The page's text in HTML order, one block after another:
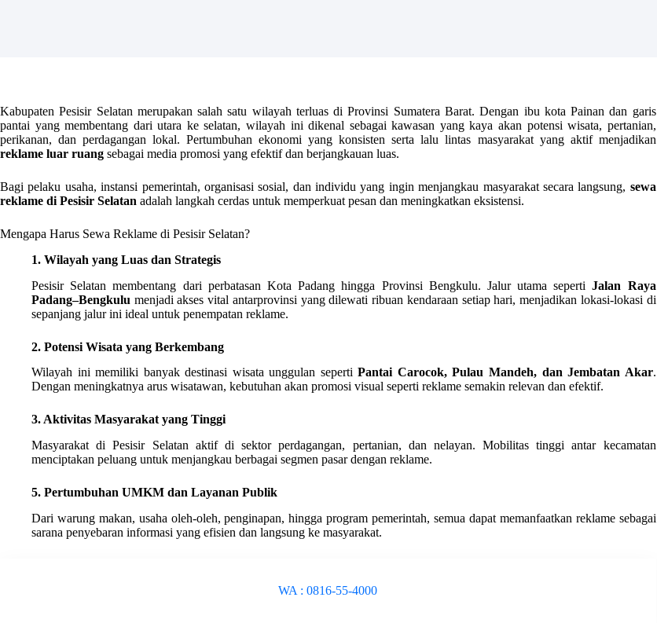
Kabupaten Pesisir Selatan merupakan salah satu wilayah terluas di Provinsi Sumatera Barat. Dengan ibu kota Painan dan garis
pantai yang membentang dari utara ke selatan, wilayah ini dikenal sebagai kawasan yang kaya akan potensi wisata, pertanian,
perikanan, dan perdagangan lokal. Pertumbuhan ekonomi yang konsisten serta lalu lintas masyarakat yang aktif menjadikan
reklame luar ruang sebagai media promosi yang efektif dan berjangkauan luas.
Bagi pelaku usaha, instansi pemerintah, organisasi sosial, dan individu yang ingin menjangkau masyarakat secara langsung, sewa
reklame di Pesisir Selatan adalah langkah cerdas untuk memperkuat pesan dan meningkatkan eksistensi.
Mengapa Harus Sewa Reklame di Pesisir Selatan?
1. Wilayah yang Luas dan Strategis
Pesisir Selatan membentang dari perbatasan Kota Padang hingga Provinsi Bengkulu. Jalur utama sepertiJalan Raya
Padang–Bengkulu menjadi akses vital antarprovinsi yang dilewati ribuan kendaraan setiap hari, menjadikan lokasi-lokasi di
sepanjang jalur ini ideal untuk penempatan reklame.
2. Potensi Wisata yang Berkembang
Wilayah ini memiliki banyak destinasi wisata unggulan sepertiPantai Carocok, Pulau Mandeh, dan Jembatan Akar.
Dengan meningkatnya arus wisatawan, kebutuhan akan promosi visual seperti reklame semakin relevan dan efektif.
3. Aktivitas Masyarakat yang Tinggi
Masyarakat di Pesisir Selatan aktif di sektor perdagangan, pertanian, dan nelayan. Mobilitas tinggi antar kecamatan
menciptakan peluang untuk menjangkau berbagai segmen pasar dengan reklame.
5. Pertumbuhan UMKM dan Layanan Publik
Dari warung makan, usaha oleh-oleh, penginapan, hingga program pemerintah, semua dapat memanfaatkan reklame sebagai
sarana penyebaran informasi yang efisien dan langsung ke masyarakat.
WA : 0816-55-4000